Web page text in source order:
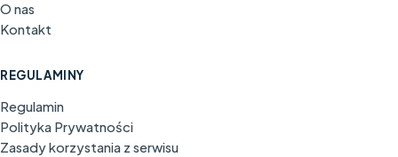
O nas
Kontakt
REGULAMINY
Regulamin
Polityka Prywatności
Zasady korzystania z serwisu